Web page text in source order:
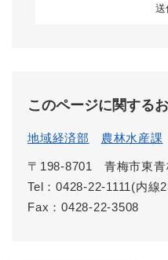
このページに関する
地域経済部 農林水産課
〒198-8701
青梅市東
Tel：0428-22-1111(内線
Fax：0428-22-3508